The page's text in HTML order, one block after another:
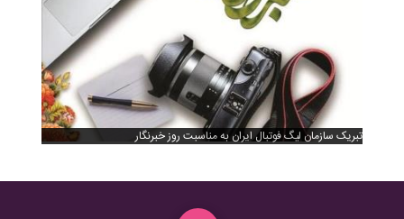
تبریک سازمان لیگ فوتبال ایران به مناسبت روز خبرنگار